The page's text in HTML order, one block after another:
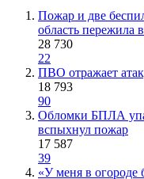
Пожар и две
область пережила
28 730
22
ПВО отражает
18 793
90
Обломки БПЛА
вспыхнул пожар
17 587
39
«У меня в огороде